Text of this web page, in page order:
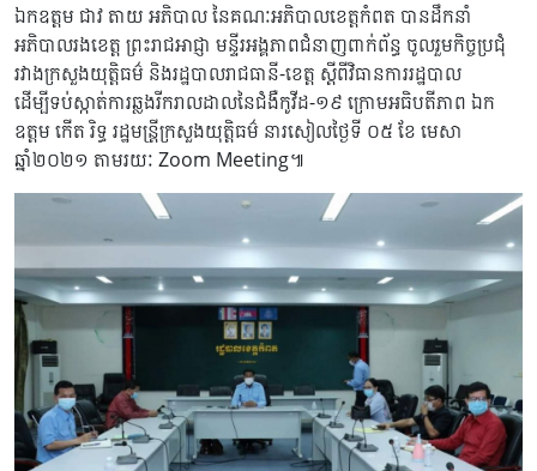
ឯកឧត្តម ជាវ តាយ អភិបាល នៃគណៈអភិបាលខេត្តកំពត បានដឹកនាំ
អភិបាលរងខេត្ត ព្រះរាជអាជ្ញា មន្ទីរអង្គភាពជំនាញពាក់ព័ន្ធ ចូលរួមកិច្ចប្រជុំ
រវាងក្រសួងយុត្តិធម៌ និងរដ្ឋបាលរាជធានី-ខេត្ត ស្តីពីវិធានការរដ្ឋបាល
ដើម្បីទប់ស្កាត់ការឆ្លងរីករាលដាលនៃជំងឺកូវីដ-១៩ ក្រោមអធិបតីភាព ឯក
ឧត្តម កើត រិទ្ធ រដ្ឋមន្ត្រីក្រសួងយុត្តិធម៌ នារសៀលថ្ងៃទី ០៥ ខែ មេសា
ឆ្នាំ២០២១ តាមរយៈ Zoom Meeting៕